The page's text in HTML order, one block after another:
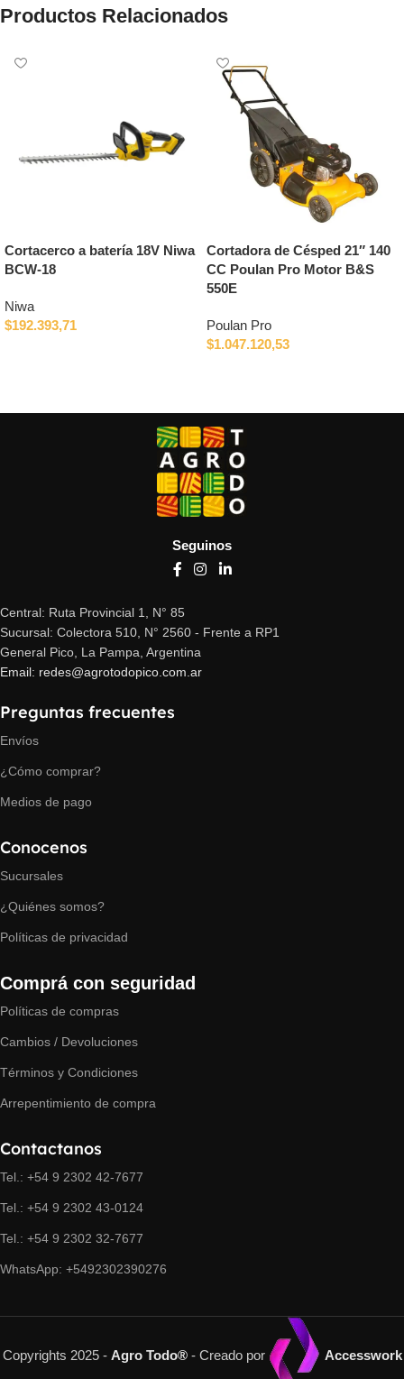
Productos Relacionados
Cortacerco a batería 18V Niwa
BCW-18
Niwa
$192.393,71
Cortadora de Césped 21″ 140
CC Poulan Pro Motor B&S
550E
Poulan Pro
$1.047.120,53
Seguinos
Central: Ruta Provincial 1, N° 85
Sucursal: Colectora 510, N° 2560 - Frente a RP1
General Pico, La Pampa, Argentina
Email: redes@agrotodopico.com.ar
Preguntas frecuentes
Envíos
¿Cómo comprar?
Medios de pago
Conocenos
Sucursales
¿Quiénes somos?
Políticas de privacidad
Comprá con seguridad
Políticas de compras
Cambios / Devoluciones
Términos y Condiciones
Arrepentimiento de compra
Contactanos
Tel.: +54 9 2302 42-7677
Tel.: +54 9 2302 43-0124
Tel.: +54 9 2302 32-7677
WhatsApp: +5492302390276
Copyrights 2025 - Agro Todo®- Creado por Accesswork